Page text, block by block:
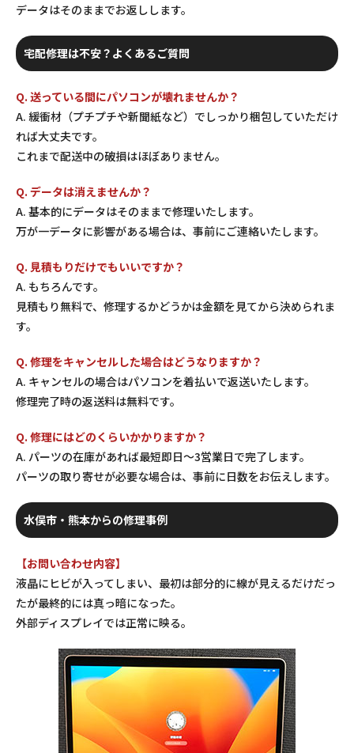
データはそのままでお返しします。
宅配修理は不安？よくあるご質問
Q. 送っている間にパソコンが壊れませんか？
A. 緩衝材（プチプチや新聞紙など）でしっかり梱包していただけ
れば大丈夫です。
これまで配送中の破損はほぼありません。
Q. データは消えませんか？
A. 基本的にデータはそのままで修理いたします。
万が一データに影響がある場合は、事前にご連絡いたします。
Q. 見積もりだけでもいいですか？
A. もちろんです。
見積もり無料で、修理するかどうかは金額を見てから決められま
す。
Q. 修理をキャンセルした場合はどうなりますか？
A. キャンセルの場合はパソコンを着払いで返送いたします。
修理完了時の返送料は無料です。
Q. 修理にはどのくらいかかりますか？
A. パーツの在庫があれば最短即日〜3営業日で完了します。
パーツの取り寄せが必要な場合は、事前に日数をお伝えします。
水俣市・熊本からの修理事例
【お問い合わせ内容】
液晶にヒビが入ってしまい、最初は部分的に線が見えるだけだっ
たが最終的には真っ暗になった。
外部ディスプレイでは正常に映る。